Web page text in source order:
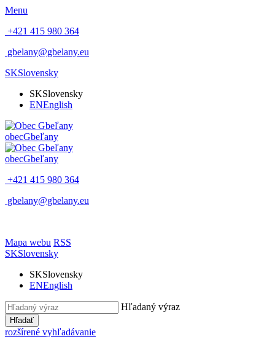
Menu
+421 415 980 364
gbelany@gbelany.eu
SKSlovensky
SKSlovensky
ENEnglish
obecGbeľany
obecGbeľany
+421 415 980 364
gbelany@gbelany.eu
Mapa webu RSS
SKSlovensky
SKSlovensky
ENEnglish
Hľadaný výraz
Hľadať
rozšírené vyhľadávanie